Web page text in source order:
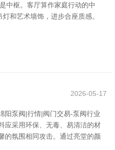
中枢。客厅算作家庭行动的中
和艺术墙饰，进步合座质感。
2026-05-17
阳泵阀|行情|阀门交易-泵阀行业
应采用环保、无毒、易清洁的材
的氛围相同攻击。通过亮堂的颜